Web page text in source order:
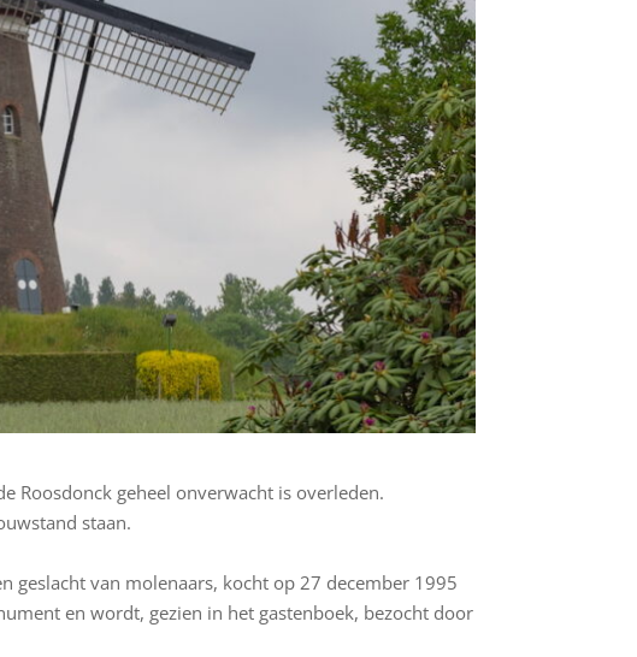
Roosdonck geheel onverwacht is overleden.
staan.
geslacht van molenaars, kocht op 27 december 1995
en wordt, gezien in het gastenboek, bezocht door